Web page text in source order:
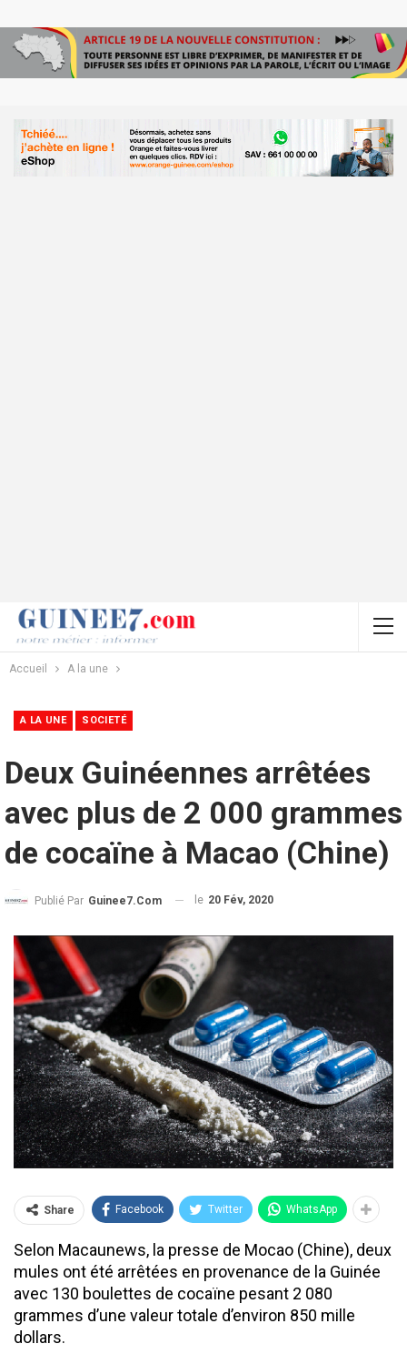
Accueil A la une
A LA UNE SOCIETÉ
Deux Guinéennes arrêtées
avec plus de 2 000 grammes
de cocaïne à Macao (Chine)
Publié Par Guinee7.com le 20 Fév, 2020
Share Facebook Twitter WhatsApp
Selon Macaunews, la presse de Mocao (Chine), deux
mules ont été arrêtées en provenance de la Guinée
avec 130 boulettes de cocaïne pesant 2 080
grammes d’une valeur totale d’environ 850 mille
dollars.